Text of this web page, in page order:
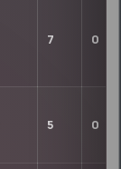
7 0
5 0